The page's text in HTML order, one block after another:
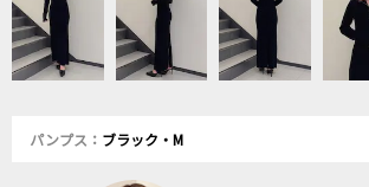
パンプス： ブラック・M